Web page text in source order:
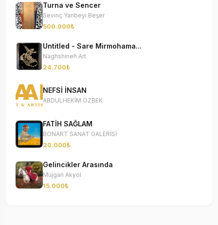
Turna ve Sencer
Sevinç Yanbeyi Beşer
500.000₺
Untitled - Sare Mirmohama...
Naghshineh Art
24.700₺
NEFSİ İNSAN
ABDULHEKİM ÖZBEK
FATİH SAĞLAM
BONART SANAT GALERİSİ
20.000₺
Gelincikler Arasında
Müjgan Akyol
15.000₺